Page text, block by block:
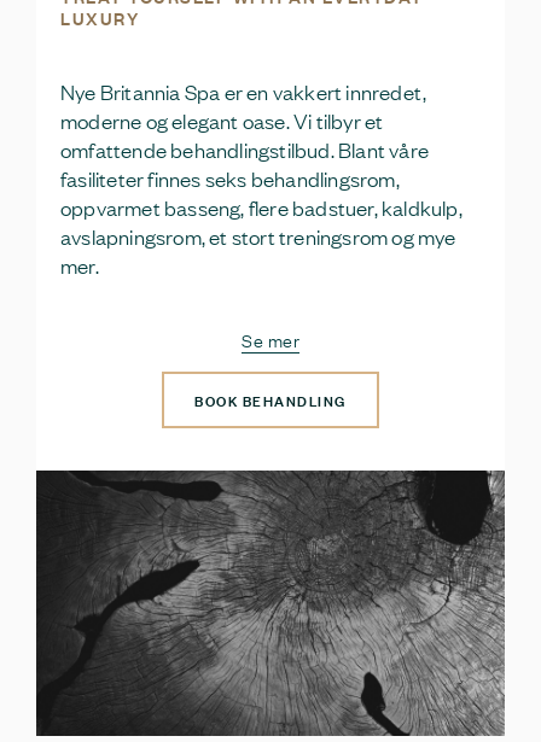
LUXURY
Nye Britannia Spa er en vakkert innredet,
moderne og elegant oase. Vi tilbyr et
omfattende behandlingstilbud. Blant våre
fasiliteter finnes seks behandlingsrom,
oppvarmet basseng, flere badstuer, kaldkulp,
avslapningsrom, et stort treningsrom og mye
mer.
Se mer
BOOK BEHANDLING